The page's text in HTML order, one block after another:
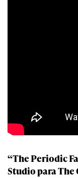
“The Periodic
Studio para The